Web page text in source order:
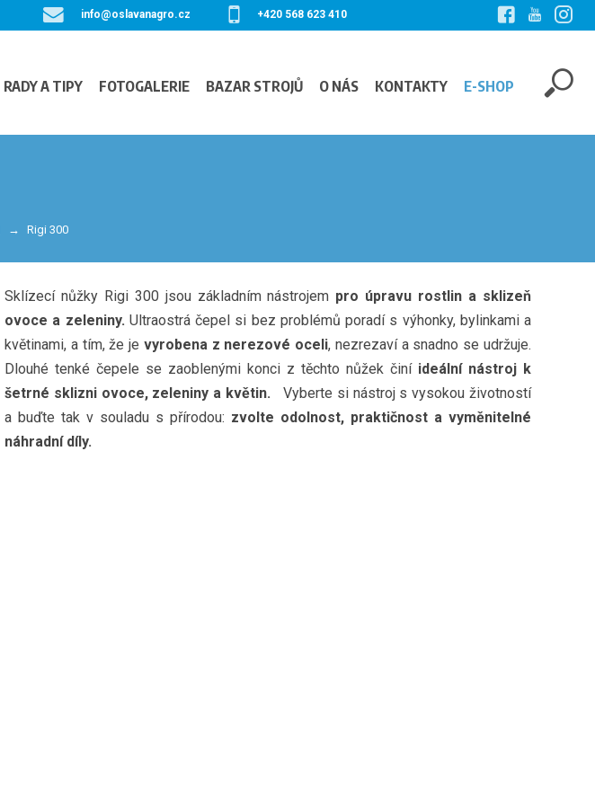
info@oslavanagro.cz +420 568 623 410
RADY A TIPY FOTOGALERIE BAZAR STROJŮ O NÁS KONTAKTY E-SHOP
Rigi 300
Sklízecí nůžky Rigi 300 jsou základním nástrojem pro úpravu rostlin a sklizeň
ovoce a zeleniny. Ultraostrá čepel si bez problémů poradí s výhonky, bylinkami a
květinami, a tím, že je vyrobena z nerezové oceli, nezrezaví a snadno se udržuje.
Dlouhé tenké čepele se zaoblenými konci z těchto nůžek činí ideální nástroj k
šetrné sklizni ovoce, zeleniny a květin.Vyberte si nástroj s vysokou životností
a buďte tak v souladu s přírodou: zvolte odolnost, praktičnost a vyměnitelné
náhradní díly.